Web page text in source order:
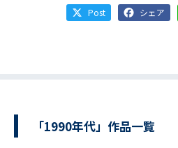
Post
シェア
「1990年代」作品一覧